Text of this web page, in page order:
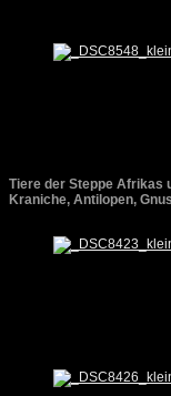
Tiere der Steppe Afrikas
Kraniche, Antilopen,